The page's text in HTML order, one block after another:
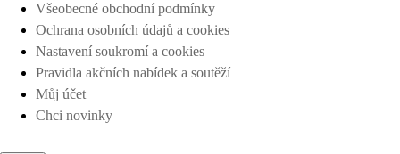
Všeobecné obchodní podmínky
Ochrana osobních údajů a cookies
Nastavení soukromí a cookies
Pravidla akčních nabídek a soutěží
Můj účet
Chci novinky